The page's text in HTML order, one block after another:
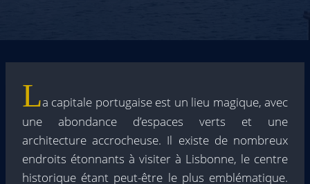
La capitale portugaise est un lieu magique, avec
une abondance d’espaces verts et une
architecture accrocheuse. Il existe de nombreux
endroits étonnants à visiter à Lisbonne, le centre
historique étant peut-être le plus emblématique.